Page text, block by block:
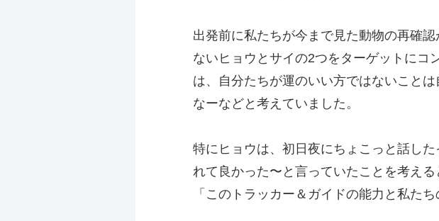
出発前に私たちが今まで見た動物の再確
ないヒョウとサイの2つをターゲットにコ
は、自分たちが運のいい方ではないこと
なーなどと考えていました。
特にヒョウは、初日夜にちょこっと話し
れて良かった〜と言っていたことを考え
「このトラッカー＆ガイドの能力と私た